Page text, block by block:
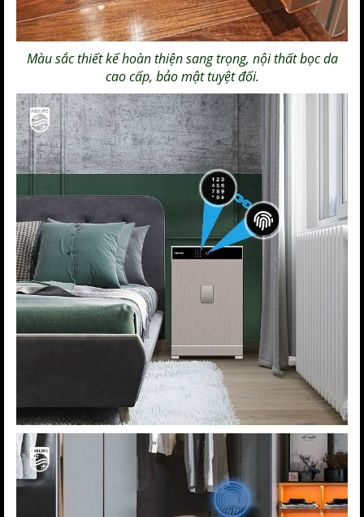
Màu sắc thiết kế hoàn thiện sang trọng, nội thất bọc da
cao cấp, bảo mật tuyệt đối.